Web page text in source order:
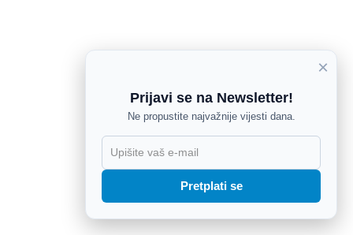
×
Prijavi se na Newsletter!
Ne propustite najvažnije vijesti dana.
Pretplati se